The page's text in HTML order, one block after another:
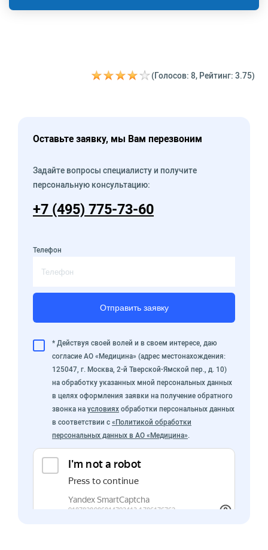
(Голосов: 8, Рейтинг: 3.75)
Оставьте заявку, мы Вам перезвоним
Задайте вопросы специалисту и получите
персональную консультацию:
+7 (495) 775-73-60
Телефон
Отправить заявку
* Действуя своей волей и в своем интересе, даю
согласие АО «Медицина» (адрес местонахождения:
125047, г. Москва, 2-й Тверской-Ямской пер., д. 10)
на обработку указанных мной персональных данных
в целях оформления заявки на получение обратного
звонка на условиях обработки персональных данных
в соответствии с «Политикой обработки
персональных данных в АО «Медицина».